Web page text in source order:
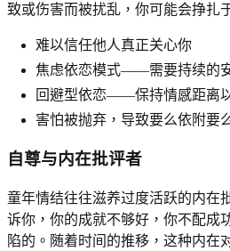
致或伤害而被扰乱，你可能会挣扎
难以信任他人真正关心你
焦虑依恋模式——需要持续的
回避型依恋——保持情感距离
害怕被抛弃，导致要么依附要
自尊与内在批评者
童年情结往往滋养过度活跃的内在
诉你，你的成就不够好，你不配成
陷的。随着时间的推移，这种内在